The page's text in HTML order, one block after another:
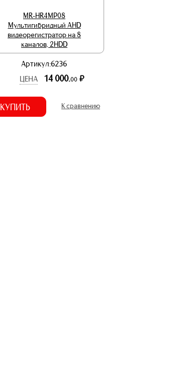
MR-HR4MP08
Мультигибридный AHD
видеорегистратор на 8
каналов, 2HDD
Артикул:6236
ЦЕНА
14 000.00 р.
КУПИТЬ К сравнению